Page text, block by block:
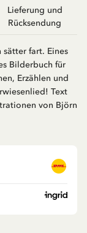
Lieferung und
Rücksendung
fart. Eines
Bilderbuch für
Erzählen und
Text
von Björn